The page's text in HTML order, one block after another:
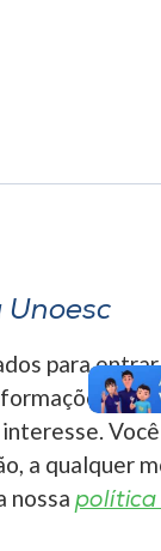
Unoesc
para
a qualquer
nossa política